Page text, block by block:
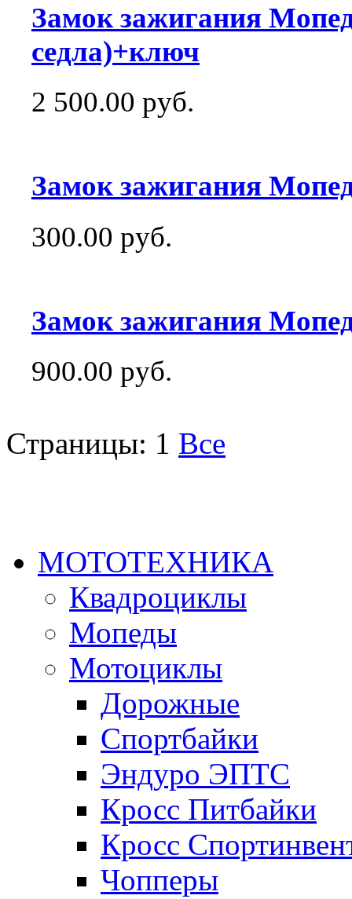
Замок зажигания
седла)+ключ
2 500.00 руб.
Замок зажигания
300.00 руб.
Замок зажигания
900.00 руб.
Страницы: 1 Все
МОТОТЕХНИКА
Квадроциклы
Мопеды
Мотоциклы
Дорожные
Спортбайки
Эндуро ЭПТС
Кросс Питбайки
Кросс
Чопперы